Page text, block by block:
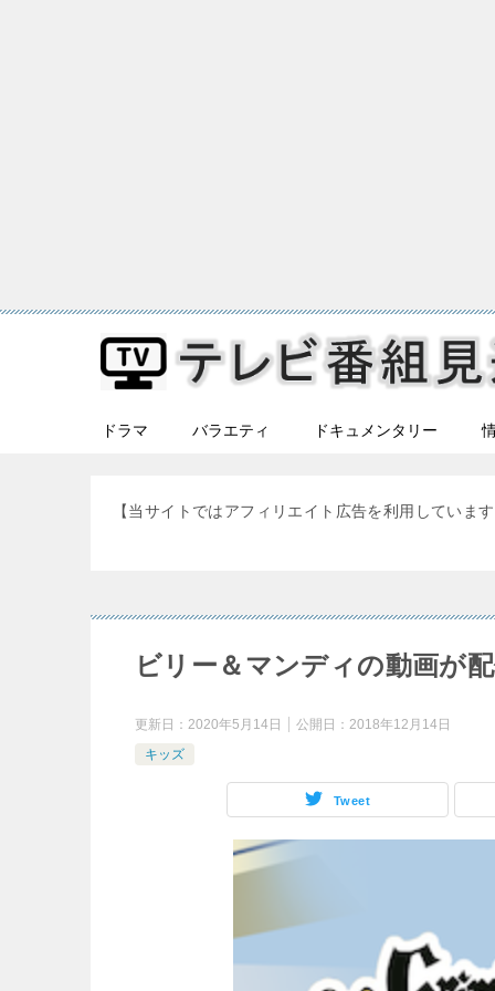
ドラマ バラエティ ドキュメンタリー
【当サイトではアフィリエイト広告を利用していま
ビリー＆マンディの動画が
更新日： 2020年5月14日 公開日： 2018年12月14日
キッズ
Tweet